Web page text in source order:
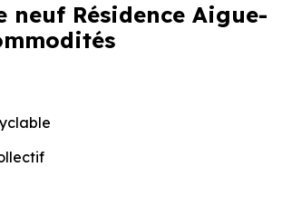
neuf Résidence Aigue-